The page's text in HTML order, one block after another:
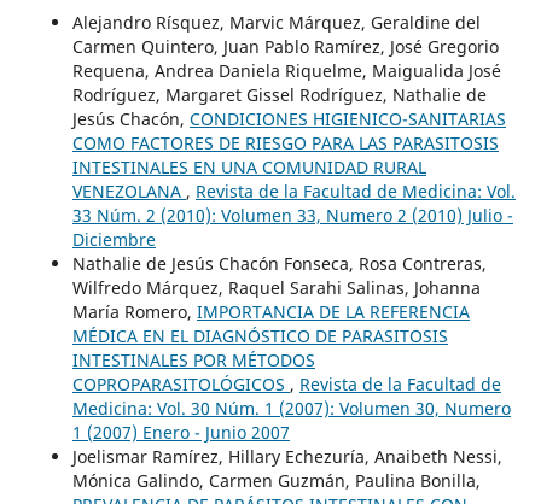
Alejandro Rísquez, Marvic Márquez, Geraldine del
Carmen Quintero, Juan Pablo Ramírez, José Gregorio
Requena, Andrea Daniela Riquelme, Maigualida José
Rodríguez, Margaret Gissel Rodríguez, Nathalie de
Jesús Chacón, CONDICIONES HIGIENICO-SANITARIAS
COMO FACTORES DE RIESGO PARA LAS PARASITOSIS
INTESTINALES EN UNA COMUNIDAD RURAL
VENEZOLANA , Revista de la Facultad de Medicina: Vol.
33 Núm. 2 (2010): Volumen 33, Numero 2 (2010) Julio -
Diciembre
Nathalie de Jesús Chacón Fonseca, Rosa Contreras,
Wilfredo Márquez, Raquel Sarahi Salinas, Johanna
María Romero, IMPORTANCIA DE LA REFERENCIA
MÉDICA EN EL DIAGNÓSTICO DE PARASITOSIS
INTESTINALES POR MÉTODOS
COPROPARASITOLÓGICOS , Revista de la Facultad de
Medicina: Vol. 30 Núm. 1 (2007): Volumen 30, Numero
1 (2007) Enero - Junio 2007
Joelismar Ramírez, Hillary Echezuría, Anaibeth Nessi,
Mónica Galindo, Carmen Guzmán, Paulina Bonilla,